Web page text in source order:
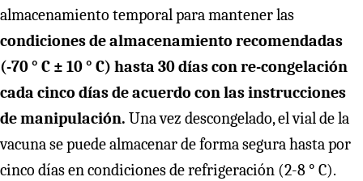
almacenamiento temporal para mantener las
condiciones de almacenamiento recomendadas
(-70 ° C ± 10 ° C) hasta 30 días con re-congelación
cada cinco días de acuerdo con las instrucciones
de manipulación. Una vez descongelado, el vial de la
vacuna se puede almacenar de forma segura hasta por
cinco días en condiciones de refrigeración (2-8 ° C).